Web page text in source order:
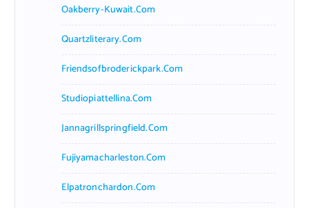
Oakberry-Kuwait.com
Quartzliterary.com
Friendsofbroderickpark.com
Studiopiattellina.com
Jannagrillspringfield.com
Fujiyamacharleston.com
Elpatronchardon.com